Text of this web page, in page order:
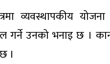
व्यवस्थापकीय
गर्ने उनको भनाइ छ ।
।